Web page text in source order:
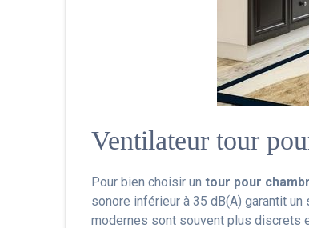
Ventilateur tour
Pour bien choisir untour pour
sonore inférieur à 35 dB(A) garantit
modernes sont souvent plus discrets